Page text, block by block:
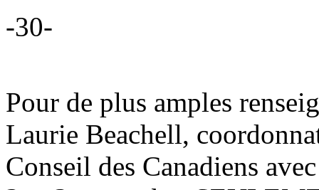
-30-
Pour de plus amples
Laurie Beachell,
Conseil des Canadiens